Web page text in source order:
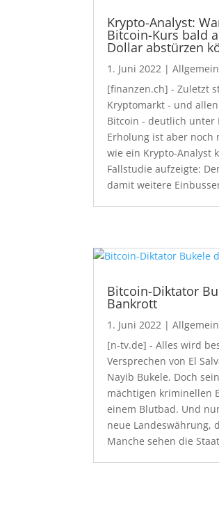
Krypto-Analyst:
Bitcoin-Kurs bald
Dollar abstürzen
1. Juni 2022 |Allgemein
[finanzen.ch] - Zuletzt
Kryptomarkt - und
Bitcoin - deutlich unter
Erholung ist aber noch
wie ein Krypto-Analyst
Fallstudie aufzeigte:
damit weitere
Bitcoin-Diktator
Bankrott
1. Juni 2022 |Allgemein
[n-tv.de] - Alles wird
Versprechen von El
Nayib Bukele. Doch
mächtigen kriminellen
einem Blutbad. Und
neue Landeswährung,
Manche sehen die